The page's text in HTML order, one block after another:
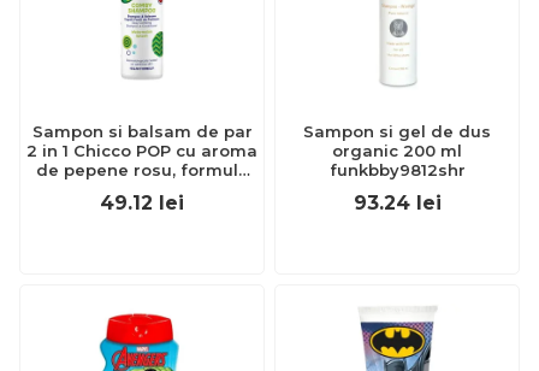
Sampon si balsam de par
2 in 1 Chicco POP cu aroma
de pepene rosu, formula
adolescenti, 250 ml
49.12 lei
Sampon si gel de dus
organic 200 ml
funkbby9812shr
93.24 lei